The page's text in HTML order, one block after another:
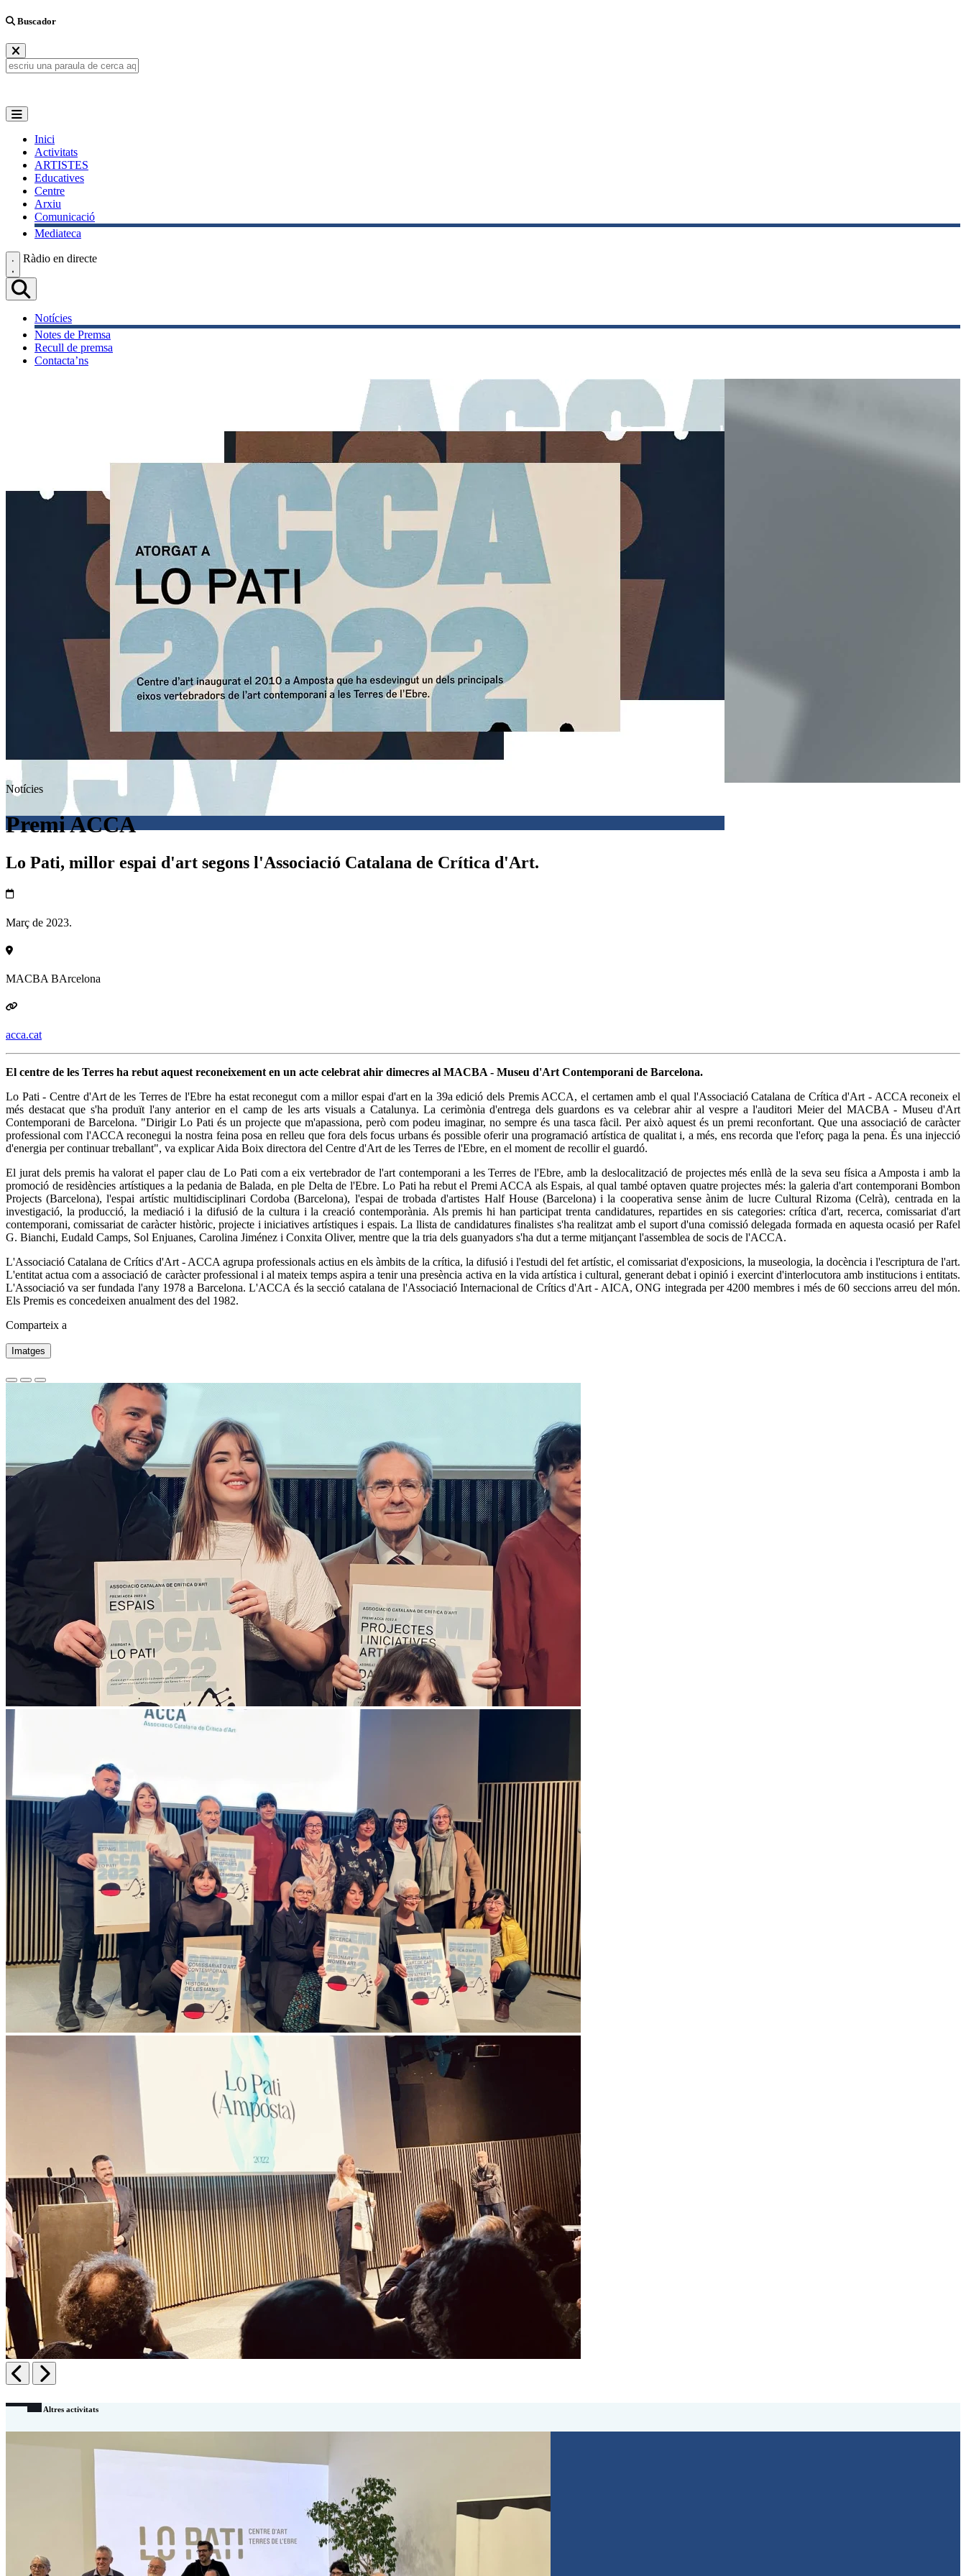
Buscador
Inici
Activitats
ARTISTES
Educatives
Centre
Arxiu
Comunicació
Mediateca
Ràdio en directe
Notícies
Notes de Premsa
Recull de premsa
Contacta’ns
Notícies
Premi ACCA
Lo Pati, millor espai d'art segons l'Associació Catalana de Crítica d'Art.
Març de 2023.
MACBA BArcelona
acca.cat
El centre de les Terres ha rebut aquest reconeixement en un acte celebrat ahir dimecres al MACBA - Museu d'Art Contemporani de Barcelona.
Lo Pati - Centre d'Art de les Terres de l'Ebre ha estat reconegut com a millor espai d'art en la 39a edició dels Premis ACCA, el certamen amb el qual l'Associació Catalana de Crítica d'Art - ACCA reconeix el
més destacat que s'ha produït l'any anterior en el camp de les arts visuals a Catalunya. La cerimònia d'entrega dels guardons es va celebrar ahir al vespre a l'auditori Meier del MACBA - Museu d'Art
Contemporani de Barcelona. "Dirigir Lo Pati és un projecte que m'apassiona, però com podeu imaginar, no sempre és una tasca fàcil. Per això aquest és un premi reconfortant. Que una associació de caràcter
professional com l'ACCA reconegui la nostra feina posa en relleu que fora dels focus urbans és possible oferir una programació artística de qualitat i, a més, ens recorda que l'eforç paga la pena. És una injecció
d'energia per continuar treballant", va explicar Aida Boix directora del Centre d'Art de les Terres de l'Ebre, en el moment de recollir el guardó.
El jurat dels premis ha valorat el paper clau de Lo Pati com a eix vertebrador de l'art contemporani a les Terres de l'Ebre, amb la deslocalització de projectes més enllà de la seva seu física a Amposta i amb la
promoció de residències artístiques a la pedania de Balada, en ple Delta de l'Ebre. Lo Pati ha rebut el Premi ACCA als Espais, al qual també optaven quatre projectes més: la galeria d'art contemporani Bombon
Projects (Barcelona), l'espai artístic multidisciplinari Cordoba (Barcelona), l'espai de trobada d'artistes Half House (Barcelona) i la cooperativa sense ànim de lucre Cultural Rizoma (Celrà), centrada en la
investigació, la producció, la mediació i la difusió de la cultura i la creació contemporània. Als premis hi han participat trenta candidatures, repartides en sis categories: crítica d'art, recerca, comissariat d'art
contemporani, comissariat de caràcter històric, projecte i iniciatives artístiques i espais. La llista de candidatures finalistes s'ha realitzat amb el suport d'una comissió delegada formada en aquesta ocasió per Rafel
G. Bianchi, Eudald Camps, Sol Enjuanes, Carolina Jiménez i Conxita Oliver, mentre que la tria dels guanyadors s'ha dut a terme mitjançant l'assemblea de socis de l'ACCA.
L'Associació Catalana de Crítics d'Art - ACCA agrupa professionals actius en els àmbits de la crítica, la difusió i l'estudi del fet artístic, el comissariat d'exposicions, la museologia, la docència i l'escriptura de l'art.
L'entitat actua com a associació de caràcter professional i al mateix temps aspira a tenir una presència activa en la vida artística i cultural, generant debat i opinió i exercint d'interlocutora amb institucions i entitats.
L'Associació va ser fundada l'any 1978 a Barcelona. L'ACCA és la secció catalana de l'Associació Internacional de Crítics d'Art - AICA, ONG integrada per 4200 membres i més de 60 seccions arreu del món.
Els Premis es concedeixen anualment des del 1982.
Comparteix a
Imatges
AnteriorSegüent
Altres activitats